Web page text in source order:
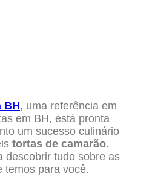
BH, uma referência em
em BH, está pronta
um sucesso culinário
tortas de camarão.
descobrir tudo sobre as
temos para você.